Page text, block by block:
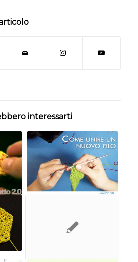
interessarti